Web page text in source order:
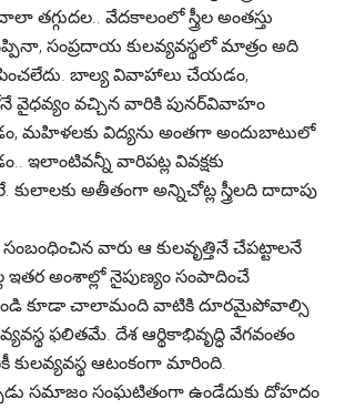
తగ్గుదల.. వేదకాలంలో స్త్రీల అంతస్తు
సంప్రదాయ కులవ్యవస్థలో మాత్రం అది
బాల్య వివాహాలు చేయడం,
వైధవ్యం వచ్చిన వారికి పునర్‌వివాహం
మహిళలకు విద్యను అంతగా అందుబాటులో
ఇలాంటివన్నీ వారిపట్ల వివక్షకు
అతీతంగా అన్నిచోట్ల స్త్రీలది దాదాపు
వారు ఆ కులవృత్తినే చేపట్టాలనే
ఇతర అంశాల్లో నైపుణ్యం సంపాదించే
కూడా చాలామంది వాటికి దూరమైపోవాల్సి
ఫలితమే. దేశ ఆర్థికాభివృద్ధి వేగవంతం
ఆటంకంగా మారింది.
సమాజం సంఘటితంగా ఉండేదుకు దోహదం